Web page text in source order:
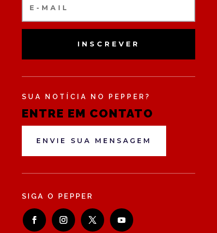
INSCREVER
SUA NOTÍCIA NO PEPPER?
ENTRE EM CONTATO
ENVIE SUA MENSAGEM
SIGA O PEPPER